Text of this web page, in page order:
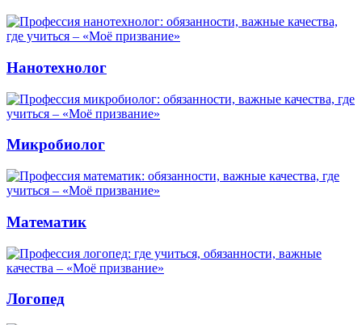
Нанотехнолог
Микробиолог
Математик
Логопед